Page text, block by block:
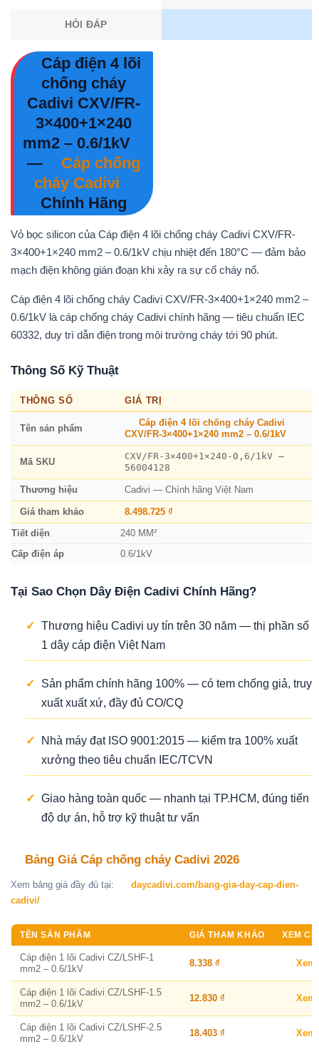
HỎI ĐÁP
Cáp điện 4 lõi
chống cháy
Cadivi CXV/FR-
3×400+1×240
mm2 – 0.6/1kV
—
Cáp chống
cháy Cadivi
Chính Hãng
Vỏ bọc silicon của Cáp điện 4 lõi chống cháy Cadivi CXV/FR-
3×400+1×240 mm2 – 0.6/1kV chịu nhiệt đến 180°C — đảm bảo
mạch điện không gián đoạn khi xảy ra sự cố cháy nổ.
Cáp điện 4 lõi chống cháy Cadivi CXV/FR-3×400+1×240 mm2 –
0.6/1kV là cáp chống cháy Cadivi chính hãng — tiêu chuẩn IEC
60332, duy trì dẫn điện trong môi trường cháy tới 90 phút.
Thông Số Kỹ Thuật
THÔNG SỐ GIÁ TRỊ
Tên sản phẩm
Cáp điện 4 lõi chống cháy Cadivi
CXV/FR-3×400+1×240 mm2 – 0.6/1kV
Mã SKU
CXV/FR-3×400+1×240-0,6/1kV –
56004128
Thương hiệu Cadivi — Chính hãng Việt Nam
Giá tham khảo 8.498.725 ₫
Tiết diện 240 MM²
Cấp điện áp 0.6/1kV
Tại Sao Chọn Dây Điện Cadivi Chính Hãng?
✓ Thương hiệu Cadivi uy tín trên 30 năm — thị phần số
1 dây cáp điện Việt Nam
✓
Sản phẩm chính hãng 100% — có tem chống giả, truy
xuất xuất xứ, đầy đủ CO/CQ
✓
Nhà máy đạt ISO 9001:2015 — kiểm tra 100% xuất
xưởng theo tiêu chuẩn IEC/TCVN
✓ Giao hàng toàn quốc — nhanh tại TP.HCM, đúng tiến
độ dự án, hỗ trợ kỹ thuật tư vấn
Bảng Giá Cáp chống cháy Cadivi 2026
Xem bảng giá đầy đủ tại:
daycadivi.com/bang-gia-day-cap-dien-
cadivi/
TÊN SẢN PHẨM GIÁ THAM KHẢO XEM
Cáp điện 1 lõi Cadivi CZ/LSHF-1
mm2 – 0.6/1kV
8.338 ₫
Cáp điện 1 lõi Cadivi CZ/LSHF-1.5
mm2 – 0.6/1kV
12.830 ₫
Cáp điện 1 lõi Cadivi CZ/LSHF-2.5
mm2 – 0.6/1kV
18.403 ₫